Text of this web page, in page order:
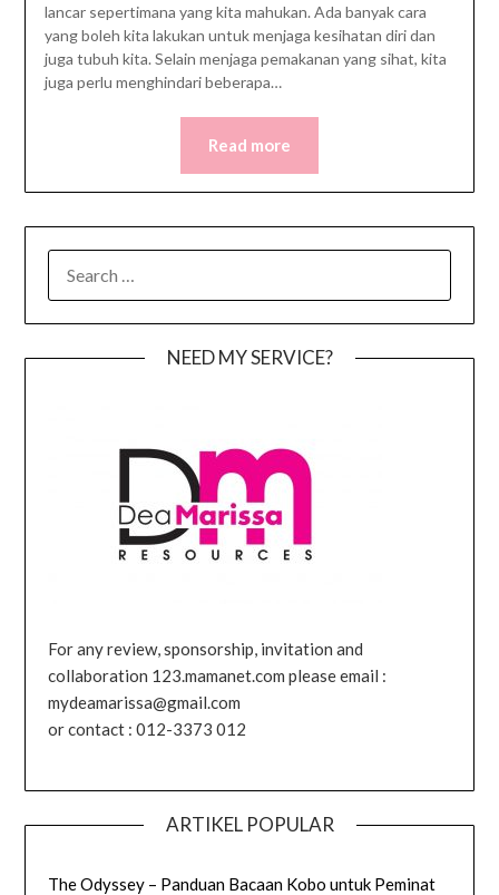
lancar sepertimana yang kita mahukan. Ada banyak cara
yang boleh kita lakukan untuk menjaga kesihatan diri dan
juga tubuh kita. Selain menjaga pemakanan yang sihat, kita
juga perlu menghindari beberapa…
Read more
FOR:
NEED MY SERVICE?
For any review, sponsorship, invitation and
collaboration 123.mamanet.com please email :
mydeamarissa@gmail.com
or contact : 012-3373 012
ARTIKEL POPULAR
The Odyssey – Panduan Bacaan Kobo untuk Peminat